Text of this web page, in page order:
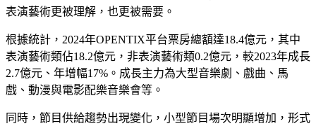
表演藝術更被理解，也更被需要。
根據統計，2024年OPENTIX平台票房總額達18.4億元，其中
表演藝術類佔18.2億元，非表演藝術類0.2億元，較2023年成長
2.7億元、年增幅17%。成長主力為大型音樂劇、戲曲、馬
戲、動漫與電影配樂音樂會等。
同時，節目供給趨勢出現變化，小型節目場次明顯增加，形式